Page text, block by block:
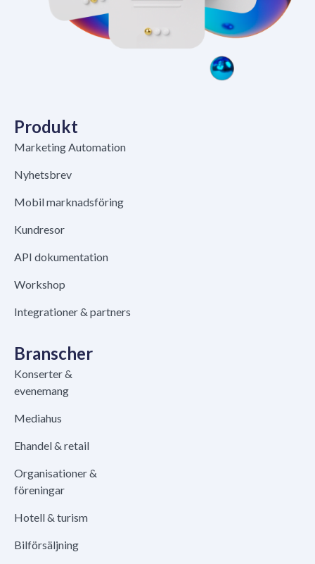
Produkt
Marketing Automation
Nyhetsbrev
Mobil marknadsföring
Kundresor
API dokumentation
Workshop
Integrationer & partners
Branscher
Konserter &
evenemang
Mediahus
Ehandel & retail
Organisationer &
föreningar
Hotell & turism
Bilförsäljning